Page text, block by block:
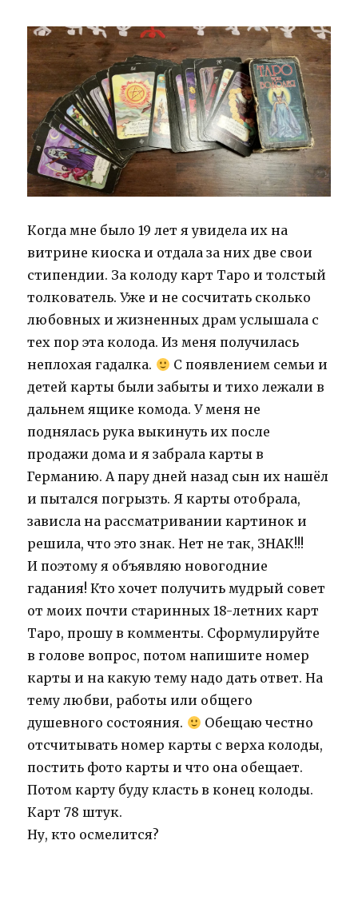
в
Баварии.
Когда мне было 19 лет я увидела их на
витрине киоска и отдала за них две свои
стипендии. За колоду карт Таро и толстый
толкователь. Уже и не сосчитать сколько
любовных и жизненных драм услышала с
тех пор эта колода. Из меня получилась
неплохая гадалка.
С появлением семьи и
детей карты были забыты и тихо лежали в
дальнем ящике комода. У меня не
поднялась рука выкинуть их после
продажи дома и я забрала карты в
Германию. А пару дней назад сын их нашёл
и пытался погрызть. Я карты отобрала,
зависла на рассматривании картинок и
решила, что это знак. Нет не так, ЗНАК!!!
И поэтому я объявляю новогодние
гадания! Кто хочет получить мудрый совет
от моих почти старинных 18-летних карт
Таро, прошу в комменты. Сформулируйте
в голове вопрос, потом напишите номер
карты и на какую тему надо дать ответ. На
тему любви, работы или общего
душевного состояния.
Обещаю честно
отсчитывать номер карты с верха колоды,
постить фото карты и что она обещает.
Потом карту буду класть в конец колоды.
Карт 78 штук.
Ну, кто осмелится?